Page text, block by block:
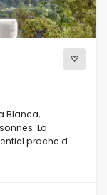
Blanca,
La
proche de